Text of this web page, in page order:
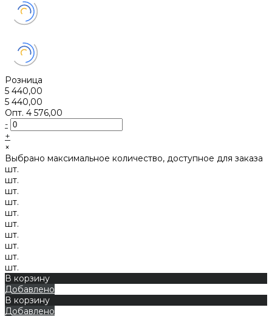
Розница
5 440,00
5 440,00
Опт. 4 576,00
-
+
×
Выбрано максимальное количество, доступное для заказа
шт.
шт.
шт.
шт.
шт.
шт.
шт.
шт.
шт.
шт.
В корзину
Добавлено
В корзину
Добавлено